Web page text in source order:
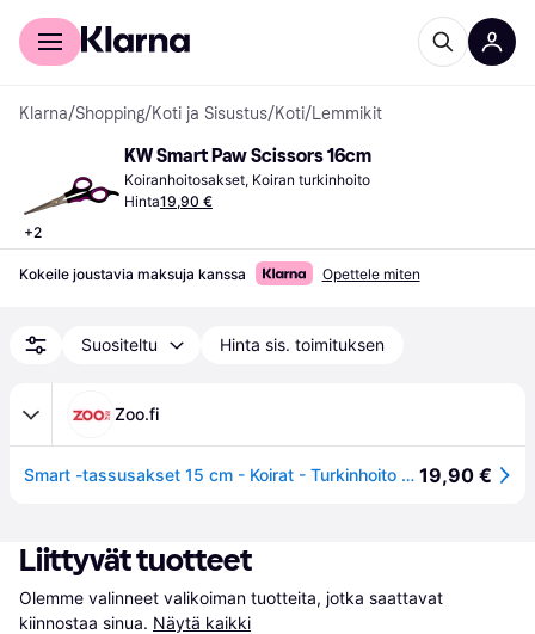
Kuluttajille
Klarna/Shopping/Koti ja Sisustus/Koti/Lemmikit
+2
KW Smart Paw Scissors 16cm
Koiranhoitosakset, Koiran turkinhoito
Hinta19,90 €
Kokeile joustavia maksuja kanssa Opettele miten
Suositeltu Hinta sis. toimituksen
Zoo.fi
Smart -tassusakset 15 cm - Koirat - Turkinhoito - KW 19,90 €
Liittyvät tuotteet
Olemme valinneet valikoiman tuotteita, jotka saattavat
kiinnostaa sinua. Näytä kaikki